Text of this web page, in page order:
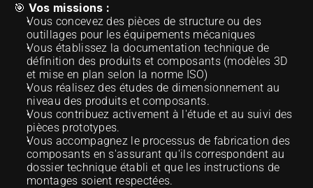
🎯 Vos missions :
Vous concevez des pièces de structure ou des
outillages pour les équipements mécaniques
Vous établissez la documentation technique de
définition des produits et composants (modèles 3D
et mise en plan selon la norme ISO)
Vous réalisez des études de dimensionnement au
niveau des produits et composants.
Vous contribuez activement à l'étude et au suivi des
pièces prototypes.
Vous accompagnez le processus de fabrication des
composants en s'assurant qu'ils correspondent au
dossier technique établi et que les instructions de
montages soient respectées.